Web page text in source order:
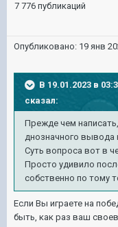
7 776 публикаций
Опубликовано: 19 янв
В 19.01.2023 в
сказал:
Прежде чем
днозначного вывода
Суть вопроса вот в
Просто удивило
собственно по тому
Если Вы играете на
быть, как раз ваш